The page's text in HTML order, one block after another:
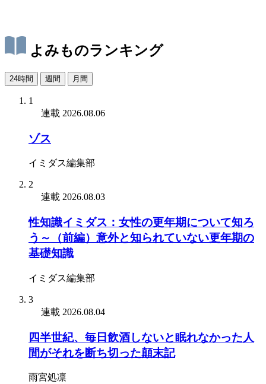
よみものランキング
24時間 週間 月間
1
連載 2026.08.06
ゾス
イミダス編集部
2
連載 2026.08.03
性知識イミダス：女性の更年期について知ろ
う～（前編）意外と知られていない更年期の
基礎知識
イミダス編集部
3
連載 2026.08.04
四半世紀、毎日飲酒しないと眠れなかった人
間がそれを断ち切った顛末記
雨宮処凛